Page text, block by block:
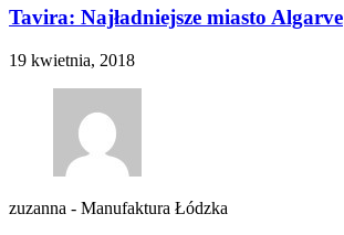
Tavira: Najładniejsze miasto Algarve
19 kwietnia, 2018
zuzanna - Manufaktura Łódzka